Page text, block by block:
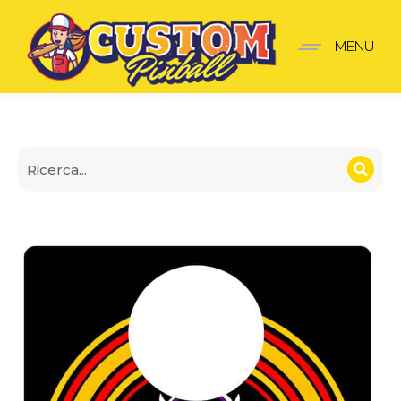
Piastra di lancio Black
MENU